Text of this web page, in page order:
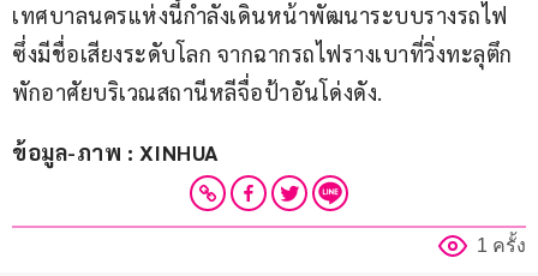
เทศบาลนครแห่งนี้กำลังเดินหน้าพัฒนาระบบรางรถไฟ
ซึ่งมีชื่อเสียงระดับโลก จากฉากรถไฟรางเบาที่วิ่งทะลุตึก
พักอาศัยบริเวณสถานีหลีจื่อป้าอันโด่งดัง.
ข้อมูล-ภาพ : XINHUA
1 ครั้ง